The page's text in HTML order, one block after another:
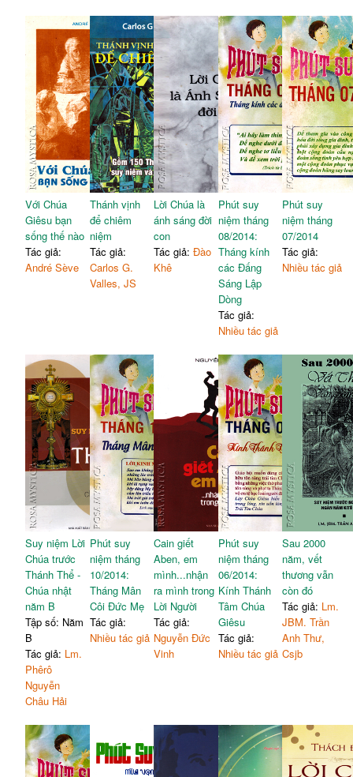
Với Chúa
Giêsu bạn
sống thế nào
Tác giả:
André Sève
Thánh vịnh
để chiêm
niệm
Tác giả:
Carlos G.
Valles, JS
Lời Chúa là
ánh sáng đời
con
Tác giả:Đào
Khê
Phút suy
niệm tháng
08/2014:
Tháng kính
các Đấng
Sáng Lập
Dòng
Tác giả:
Nhiều tác giả
Phút suy
niệm tháng
07/2014
Tác giả:
Nhiều tác giả
Suy niệm Lời
Chúa trước
Thánh Thể -
Chúa nhật
năm B
Tập số: Năm
B
Tác giả: Lm.
Phêrô
Nguyễn
Châu Hải
Phút suy
niệm tháng
10/2014:
Tháng Mân
Côi Đức Mẹ
Tác giả:
Nhiều tác giả
Cain giết
Aben, em
mình...nhận
ra mình trong
Lời Người
Tác giả:
Nguyễn Đức
Vinh
Phút suy
niệm tháng
06/2014:
Kính Thánh
Tâm Chúa
Giêsu
Tác giả:
Nhiều tác giả
Sau 2000
năm, vết
thương vẫn
còn đó
Tác giả: Lm.
JBM. Trần
Anh Thư,
Csjb